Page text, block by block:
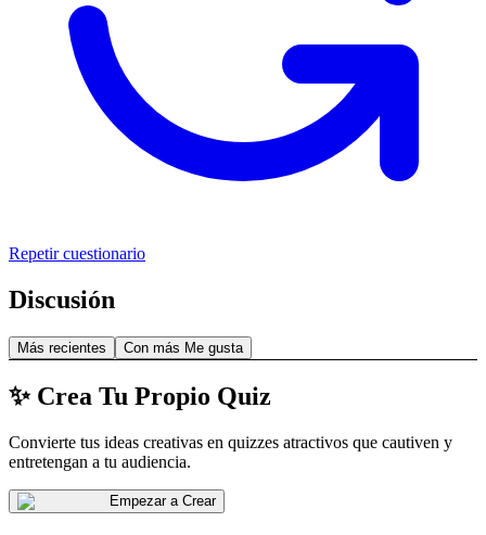
Repetir cuestionario
Discusión
Más recientes Con más Me gusta
✨ Crea Tu Propio Quiz
Convierte tus ideas creativas en quizzes atractivos que cautiven y
entretengan a tu audiencia.
Empezar a Crear